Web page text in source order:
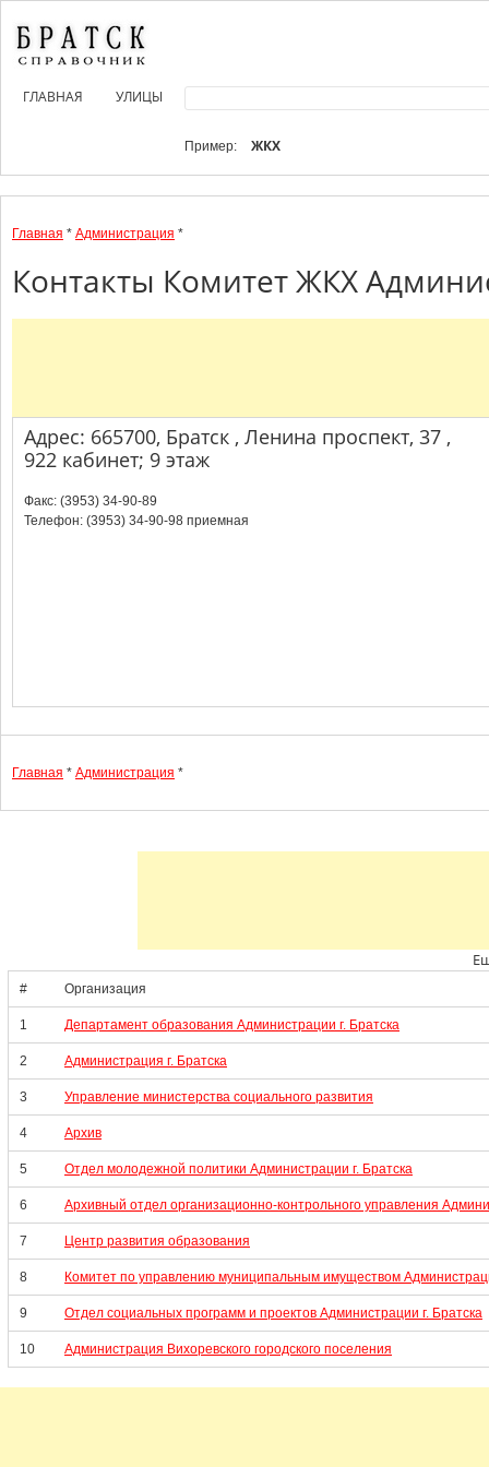
ГЛАВНАЯ УЛИЦЫ
Пример: ЖКХ
Главная * Администрация *
Контакты Комитет ЖКХ
Адрес: 665700, Братск , Ленина проспект, 37 ,
922 кабинет; 9 этаж
Факс: (3953) 34-90-89
Телефон: (3953) 34-90-98 приемная
Главная * Администрация *
# Организация
1 Департамент образования Администрации г. Братска
2 Администрация г. Братска
3 Управление министерства социального развития
4 Архив
5 Отдел молодежной политики Администрации г. Братска
6 Архивный отдел организационно-контрольного управления
7 Центр развития образования
8 Комитет по управлению муниципальным имуществом
9 Отдел социальных программ и проектов Администрации г. Братска
10 Администрация Вихоревского городского поселения